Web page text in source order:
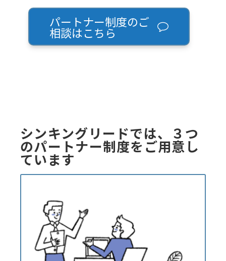
パートナー制度のご
相談はこちら
シンキングリードでは、３つ
のパートナー制度をご用意し
ています